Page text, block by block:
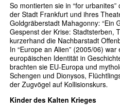
So montierten sie in “for
der Stadt Frankfurt und ihres
Goldgräberstadt Mahagonny: “Ein
Gespenst der Krise: Stadtsterben,
kurzerhand die Nachbarstadt
In “Europe an Alien” (2005/06)
europäischen Identität in
brachten sie EU-Europa und
Schengen und Dionysos,
der Zugvögel auf Kollisionskurs.
Kinder des Kalten Krieges